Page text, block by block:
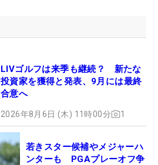
LIVゴルフは来季も継続？ 新たな
投資家を獲得と発表、9月には最終
合意へ
2026年8月6日 (木) 11時00分 1
若きスター候補やメジャーハ
ンターも PGAプレーオフ争